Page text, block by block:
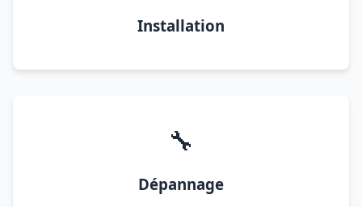
Installation
🔧
Dépannage